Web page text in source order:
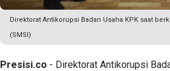
Direktorat Antikorupsi Badan Usaha KPK saat
(SMSI)
Presisi.co - Direktorat Antikorupsi